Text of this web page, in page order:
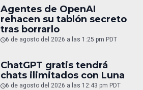
Agentes de OpenAI
rehacen su tablón secreto
tras borrarlo
6 de agosto del 2026 a las 1:25 pm PDT
ChatGPT gratis tendrá
chats ilimitados con Luna
6 de agosto del 2026 a las 12:43 pm PDT